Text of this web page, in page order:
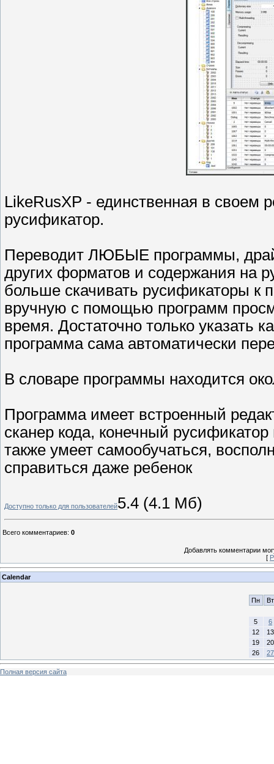
LikeRusXP - единственная в своем
русификатор.
Переводит ЛЮБЫЕ программы,
других форматов и содержания на
больше скачивать русификаторы к
вручную с помощью программ
время. Достаточно только указать
программа сама автоматически
В словаре программы находится
Программа имеет встроенный
сканер кода, конечный
также умеет самообучаться,
справиться даже ребенок
Доступно только для пользователей5.4 (4.1 Мб)
Всего комментариев: 0
Добавлять комментарии
[
Calendar
Пн Вт
5
6
12
13
19
20
26
27
Полная версия сайта